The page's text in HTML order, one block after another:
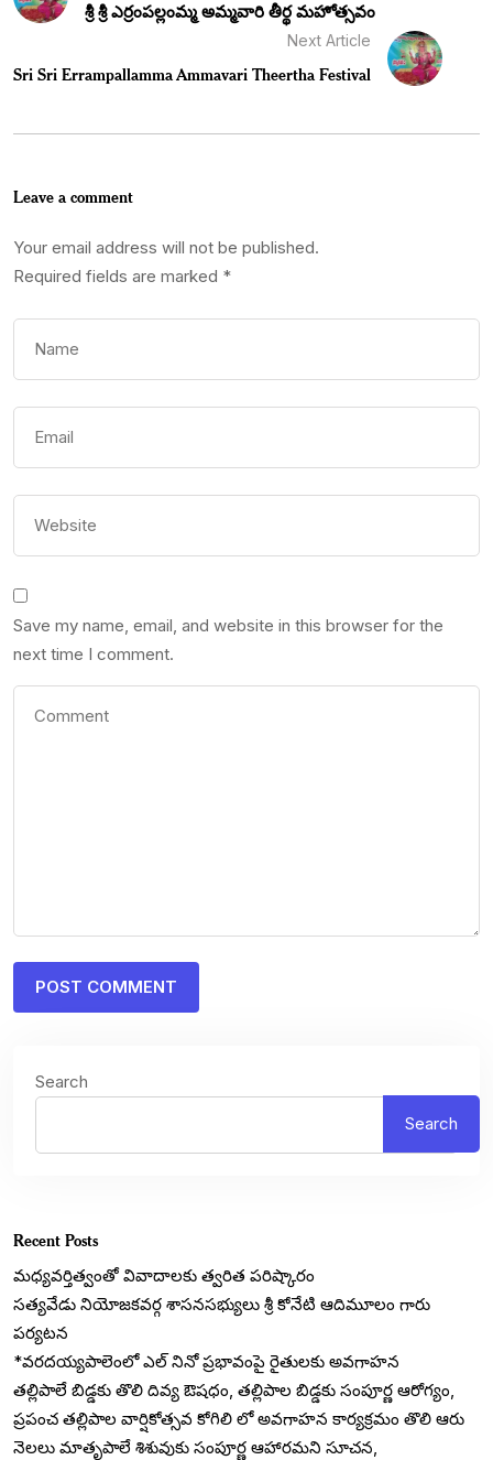
శ్రీ శ్రీ ఎర్రంపల్లంమ్మ అమ్మవారి తీర్థ మహోత్సవం
Next Article
Sri Sri Errampallamma Ammavari Theertha Festival
Leave a comment
Your email address will not be published.
Required fields are marked *
Save my name, email, and website in this browser for the
next time I comment.
Search
Search
Recent Posts
మధ్యవర్తిత్వంతో వివాదాలకు త్వరిత పరిష్కారం
సత్యవేడు నియోజకవర్గ శాసనసభ్యులు శ్రీ కోనేటి ఆదిమూలం గారు
పర్యటన
*వరదయ్యపాలెంలో ఎల్ నినో ప్రభావంపై రైతులకు అవగాహన
తల్లిపాలే బిడ్డకు తొలి దివ్య ఔషధం, తల్లిపాల బిడ్డకు సంపూర్ణ ఆరోగ్యం,
ప్రపంచ తల్లిపాల వార్షికోత్సవ కోగిలి లో అవగాహన కార్యక్రమం తొలి ఆరు
నెలలు మాతృపాలే శిశువుకు సంపూర్ణ ఆహారమని సూచన,